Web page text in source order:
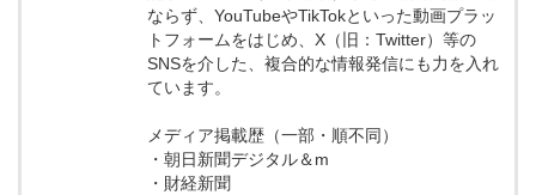
ならず、YouTubeやTikTokといった動画プラッ
トフォームをはじめ、X（旧：Twitter）等の
SNSを介した、複合的な情報発信にも力を入れ
ています。
メディア掲載歴（一部・順不同）
・朝日新聞デジタル＆m
・財経新聞